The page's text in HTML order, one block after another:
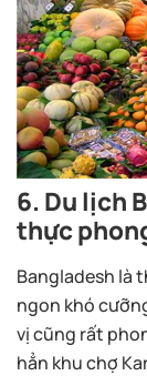
6. Du lịch
thực
Bangladesh là
ngon khó
vị cũng rất
hẳn khu chợ